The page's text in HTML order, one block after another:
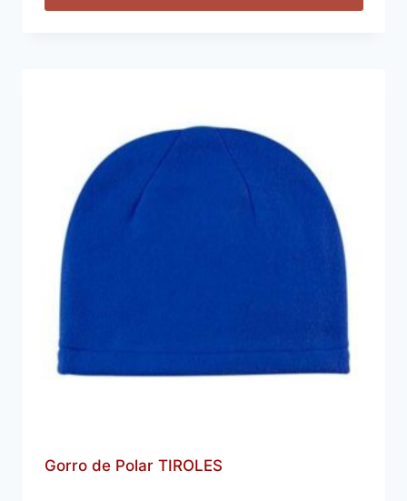
Gorro de Polar TIROLES